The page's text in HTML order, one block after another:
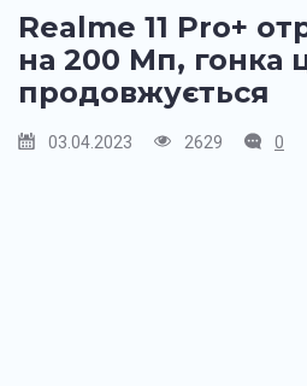
Realme 11 Pro+
на 200 Мп, гонка
продовжується
03.04.2023 2629 0